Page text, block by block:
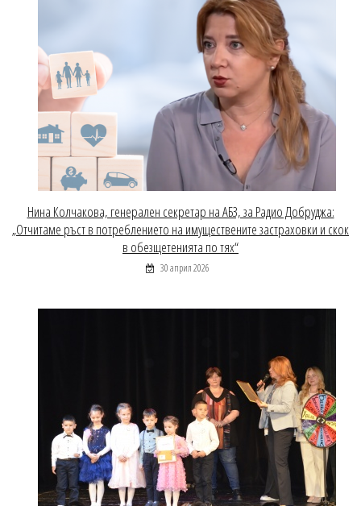
Нина Колчакова, генерален секретар на АБЗ, за Радио Добруджа:
„Отчитаме ръст в потреблението на имуществените застраховки и скок
в обезщетенията по тях“
30 април 2026